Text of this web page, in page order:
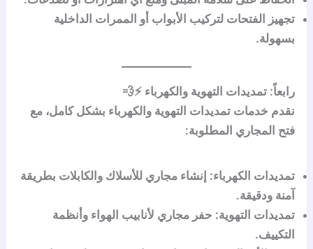
تجهيز الفتحات لتركيب الأبواب أو الممرات الداخلية
بسهولة.
رابعاً: تمديدات التهوية والكهرباء ⚡💨
نقدم خدماتتمديدات التهوية والكهرباء بشكل كامل، مع
فتح المجاري المطلوبة:
تمديدات الكهرباء: إنشاء مجاري للأسلاك والكابلات بطريقة
آمنة ودقيقة.
تمديدات التهوية: حفر مجاري لأنابيب الهواء وأنظمة
التكييف.